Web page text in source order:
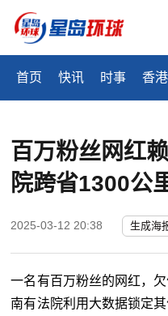
首页 快讯 时事 香港
百万粉丝网红
院跨省1300公
2025-03-12 20:38 生成海
一名有百万粉丝的网红，
南有法院利用大数据锁定